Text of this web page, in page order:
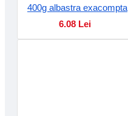
400g albastra exacompta
6.08 Lei